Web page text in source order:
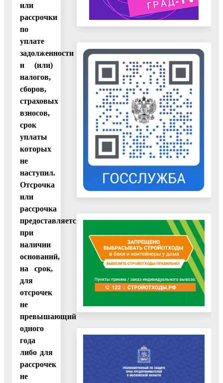
или
рассрочки
по
уплате
задолженности
и (или)
налогов,
сборов,
страховых
взносов,
срок
уплаты
которых
не
наступил.
Отсрочка
или
рассрочка
предоставляется
при
наличии
оснований,
на срок,
для
отсрочек
не
превышающий
одного
года
либо для
рассрочек
не